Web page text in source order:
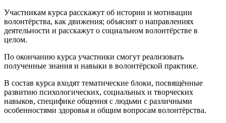
Участникам курса расскажут об истории и мотивации
волонтёрства, как движения; объяснят о направлениях
деятельности и расскажут о социальном волонтёрстве в
целом.
По окончанию курса участники смогут реализовать
полученные знания и навыки в волонтёрской практике.
В состав курса входят тематические блоки, посвящённые
развитию психологических, социальных и творческих
навыков, специфике общения с людьми с различными
особенностями здоровья и общим вопросам волонтёрства.